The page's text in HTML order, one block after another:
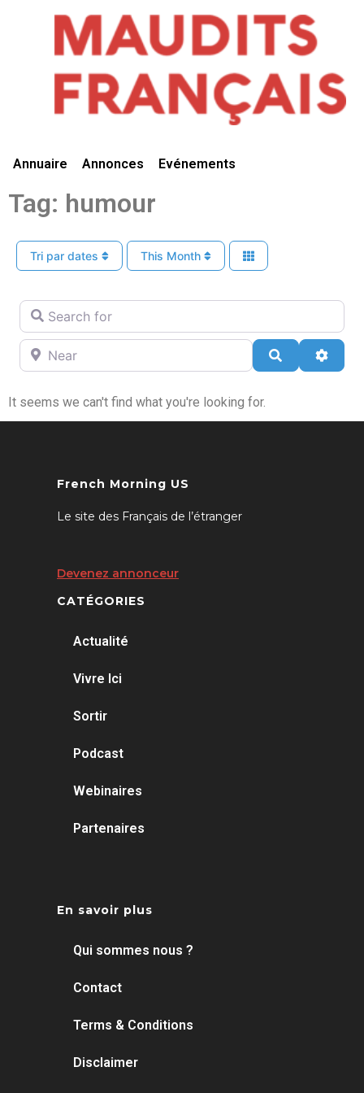
Annuaire Annonces Evénements
Tag: humour
Tri par dates This Month
Search for
Near
Search
It seems we can't find what you're looking for.
French Morning US
Le site des Français de l’étranger
Devenez annonceur
CATÉGORIES
Actualité
Vivre Ici
Sortir
Podcast
Webinaires
Partenaires
En savoir plus
Qui sommes nous ?
Contact
Terms & Conditions
Disclaimer